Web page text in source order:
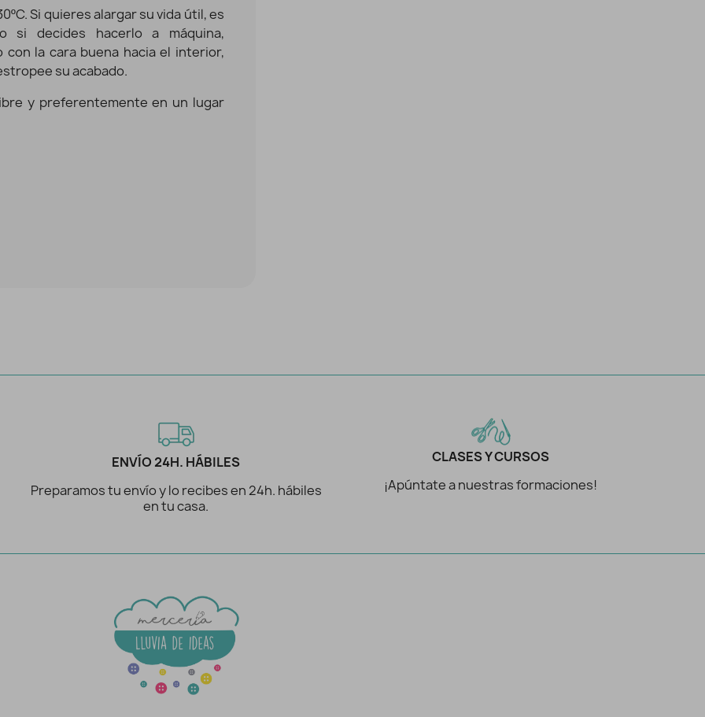
Si quieres alargar su vida útil, es
si decides hacerlo a máquina,
la cara buena hacia el interior,
su acabado.
y preferentemente en un lugar
ENVÍO 24H. HÁBILES
Preparamos tu envío y lo recibes en 24h. hábiles
en tu casa.
CLASES Y CURSOS
¡Apúntate a nuestras formaciones!